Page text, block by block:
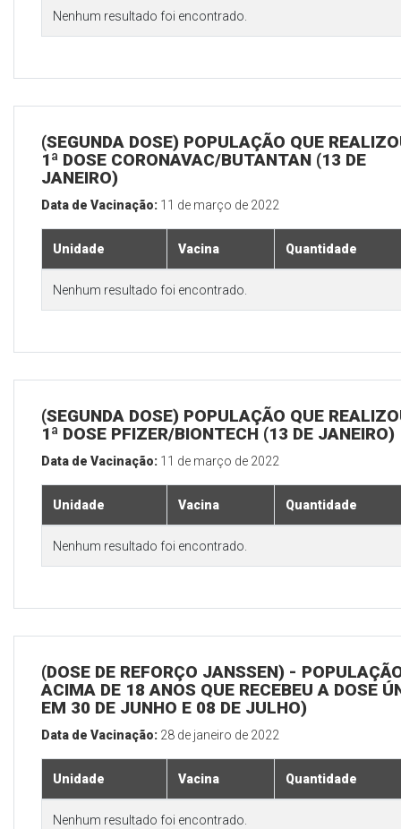
Nenhum resultado foi encontrado.
(SEGUNDA DOSE) POPULAÇÃO QUE
1ª DOSE CORONAVAC/BUTANTAN (13 DE
JANEIRO)
Data de Vacinação: 11 de março de 2022
Unidade Vacina Quantidade
Nenhum resultado foi encontrado.
(SEGUNDA DOSE) POPULAÇÃO QUE
1ª DOSE PFIZER/BIONTECH (13 DE JANEIRO)
Data de Vacinação: 11 de março de 2022
Unidade Vacina Quantidade
Nenhum resultado foi encontrado.
(DOSE DE REFORÇO JANSSEN) -
ACIMA DE 18 ANOS QUE RECEBEU A DOSE
EM 30 DE JUNHO E 08 DE JULHO)
Data de Vacinação: 28 de janeiro de 2022
Unidade Vacina Quantidade
Nenhum resultado foi encontrado.